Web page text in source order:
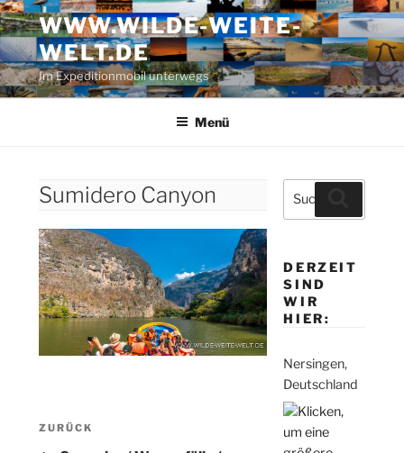
Zum
Inhalt
springen
WWW.WILDE-WEITE-
WELT.DE
Im Expeditionmobil unterwegs
Menü
Sumidero Canyon
Beitragsnavigation
Vorheriger
ZURÜCK
Suche
nach:
DERZEIT
SIND
WIR
HIER:
Nersingen,
Deutschland